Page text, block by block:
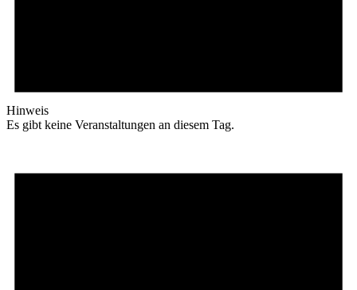
Hinweis
Es gibt keine Veranstaltungen an diesem Tag.